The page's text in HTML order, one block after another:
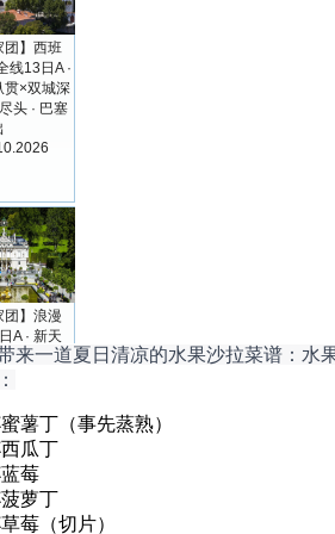
来一道夏日清凉的水果沙拉菜谱：水
薯丁（事先蒸熟）
瓜丁
莓
萝丁
莓（切片）